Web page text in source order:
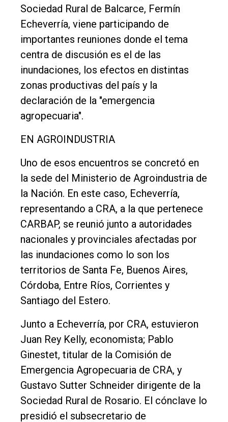
Nosotros
Contacto
Sociedad Rural de Balcarce, Fermín
Echeverría, viene participando de
importantes reuniones donde el tema
centra de discusión es el de las
inundaciones, los efectos en distintas
zonas productivas del país y la
declaración de la "emergencia
agropecuaria".
EN AGROINDUSTRIA
Uno de esos encuentros se concretó en
la sede del Ministerio de Agroindustria de
la Nación. En este caso, Echeverría,
representando a CRA, a la que pertenece
CARBAP, se reunió junto a autoridades
nacionales y provinciales afectadas por
las inundaciones como lo son los
territorios de Santa Fe, Buenos Aires,
Córdoba, Entre Ríos, Corrientes y
Santiago del Estero.
Junto a Echeverría, por CRA, estuvieron
Juan Rey Kelly, economista; Pablo
Ginestet, titular de la Comisión de
Emergencia Agropecuaria de CRA, y
Gustavo Sutter Schneider dirigente de la
Sociedad Rural de Rosario. El cónclave lo
presidió el subsecretario de